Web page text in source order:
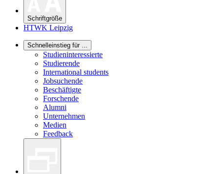
Schriftgröße
HTWK Leipzig
Schnelleinstieg für ...
Studieninteressierte
Studierende
International students
Jobsuchende
Beschäftigte
Forschende
Alumni
Unternehmen
Medien
Feedback